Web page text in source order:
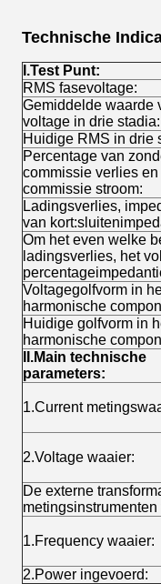
Technische
I.Test Punt:
RMS fasevoltage:
Gemiddelde waarde
voltage in drie stadia:
Huidige RMS in drie
Percentage van
commissie verlies
commissie stroom:
Ladingsverlies,
van
Om het even welke
ladingsverlies, het
Voltagegolfvorm in
harmonische
Huidige golfvorm in
harmonische
II.Main technische
parameters:
1.Current
2.Voltage waaier:
De externe
metingsinstrumenten
1.Frequency waaier:
2.Power ingevoerd: